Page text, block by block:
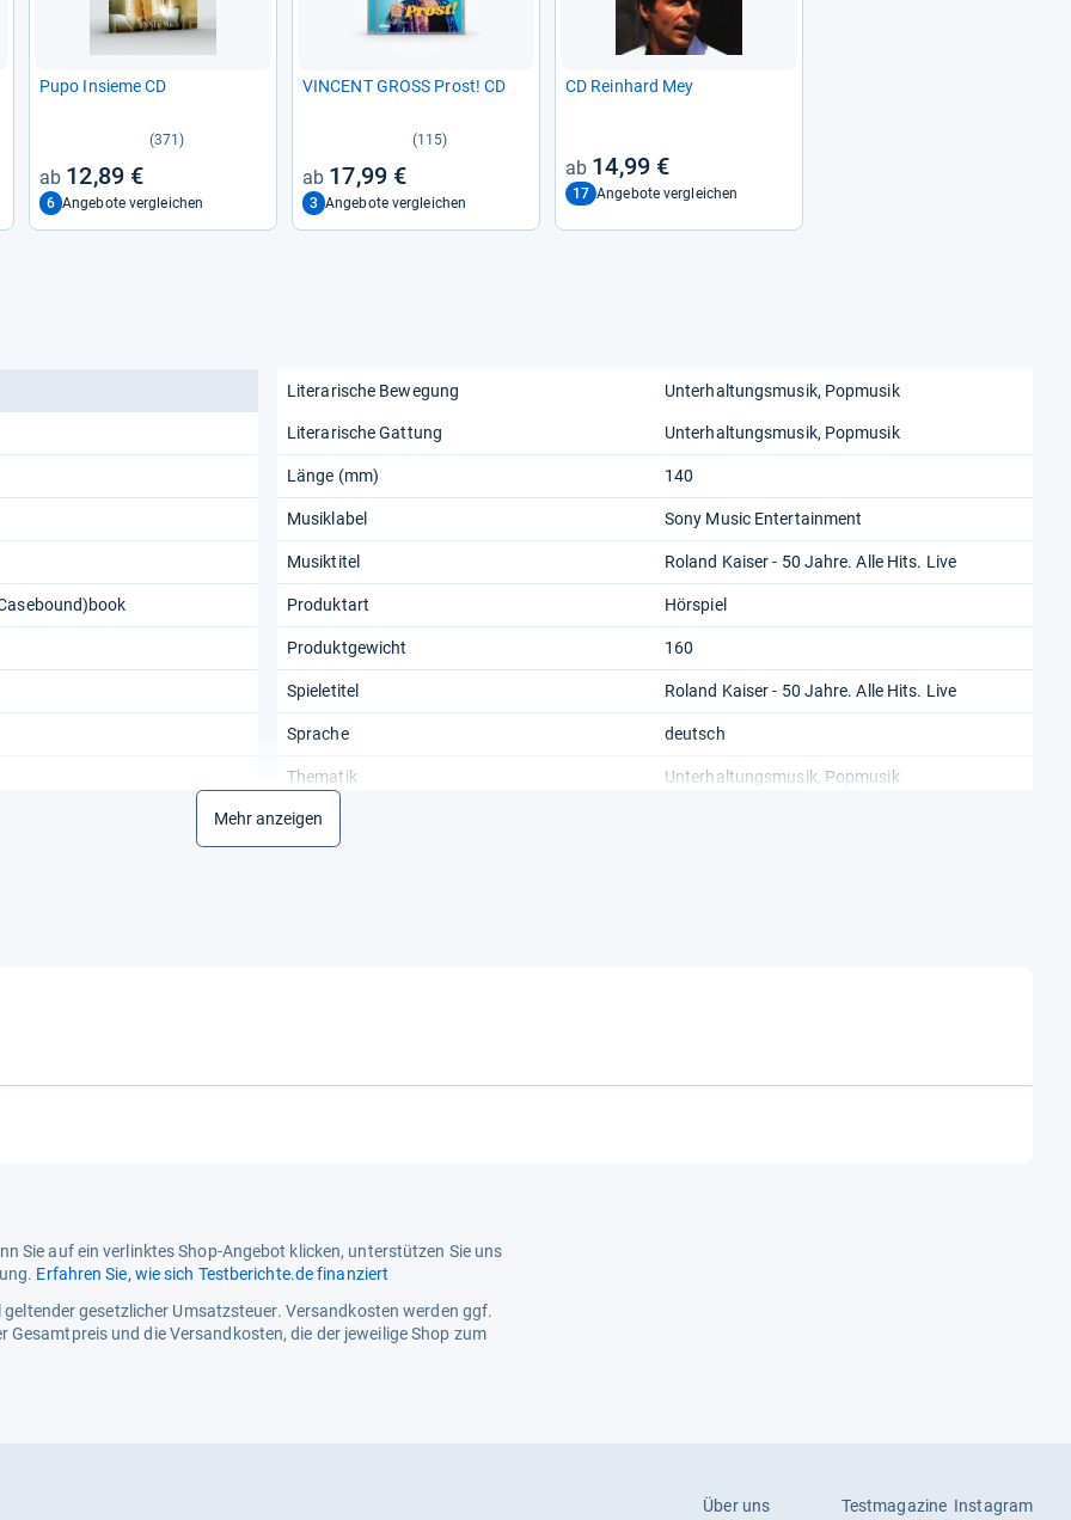
Pupo Insieme CD
(371)
12,89 €
6 Angebote vergleichen
VIN­CENT GROSS Prost! CD
(115)
17,99 €
3 Angebote vergleichen
CD Rein­hard Mey
14,99 €
17 Angebote vergleichen
Literarische Bewegung Unterhaltungsmusik, Popmusik
Literarische Gattung Unterhaltungsmusik, Popmusik
Länge (mm) 140
Musiklabel Sony Music Entertainment
Musiktitel Roland Kaiser - 50 Jahre. Alle Hits. Live
Produktart Hörspiel
Produktgewicht 160
Spieletitel Roland Kaiser - 50 Jahre. Alle Hits. Live
Sprache deutsch
Thematik Unterhaltungsmusik, Popmusik
Verlag
Mehr anzeigen
Sie auf ein verlinktes Shop-Angebot klicken, unterstützen Sie uns
Erfahren Sie, wie sich Testberichte.de finanziert
gesetzlicher Umsatzsteuer. Versandkosten werden ggf.
und die Versandkosten, die der jeweilige Shop zum
Über uns Testmagazine Instagram